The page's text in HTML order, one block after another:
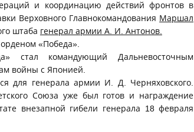
и координацию действий фронтов в
Верховного Главнокомандования Маршал
штаба генерал армии А. И. Антонов.
«Победа».
стал командующий Дальневосточным
войны с Японией.
для генерала армии И. Д. Черняховского.
Союза уже был готов и награждение
внезапной гибели генерала 18 февраля